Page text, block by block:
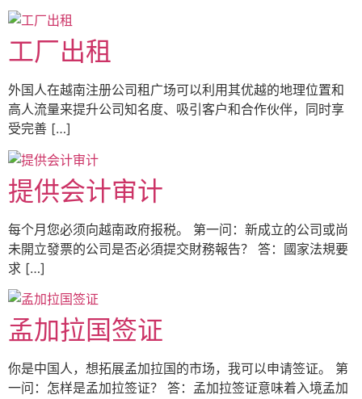
工厂出租
外国人在越南注册公司租广场可以利用其优越的地理位置和
高人流量来提升公司知名度、吸引客户和合作伙伴，同时享
受完善 […]
提供会计审计
每个月您必须向越南政府报税。 第一问：新成立的公司或尚
未開立發票的公司是否必須提交財務報告？ 答：國家法規要
求 […]
孟加拉国签证
你是中国人，想拓展孟加拉国的市场，我可以申请签证。 第
一问：怎样是孟加拉签证？ 答：孟加拉签证意味着入境孟加